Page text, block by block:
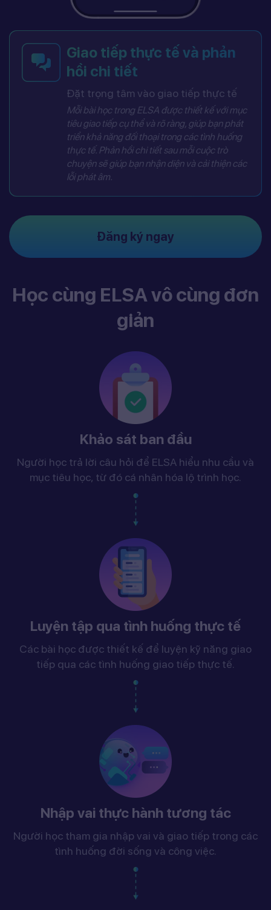
Giao tiếp thực tế và phản
hồi chi tiết
Đặt trọng tâm vào giao tiếp thực tế
Mỗi bài học trong ELSA được thiết kế với mục
tiêu giao tiếp cụ thể và rõ ràng, giúp bạn phát
triển khả năng đối thoại trong các tình huống
thực tế. Phản hồi chi tiết sau mỗi cuộc trò
chuyện sẽ giúp bạn nhận diện và cải thiện các
lỗi phát âm.
Đăng ký ngay
Học cùng ELSA vô cùng đơn
giản
Khảo sát ban đầu
Người học trả lời câu hỏi để ELSA hiểu nhu cầu và
mục tiêu học, từ đó cá nhân hóa lộ trình học.
Luyện tập qua tình huống thực tế
Các bài học được thiết kế để luyện kỹ năng giao
tiếp qua các tình huống giao tiếp thực tế.
Nhập vai thực hành tương tác
Người học tham gia nhập vai và giao tiếp trong các
tình huống đời sống và công việc.